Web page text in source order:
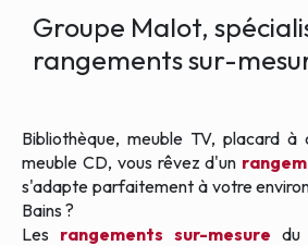
Groupe Malot,
rangements sur-
Bibliothèque, meuble TV, placard à
meuble CD, vous rêvez d'un
s'adapte parfaitement à votre
Bains ?
Les rangements sur-mesure du